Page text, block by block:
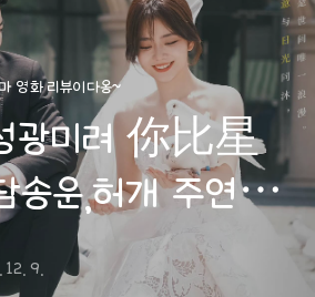
영화 리뷰이다옹~
광미려 你比星
운,허개 주연/작
등
9.